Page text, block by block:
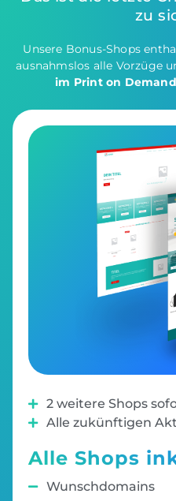
zu
Unsere Bonus-Shops
ausnahmslos alle Vorzüge
im Print on
2 weitere Shops
Alle zukünftigen
Alle Shops
Wunschdomains